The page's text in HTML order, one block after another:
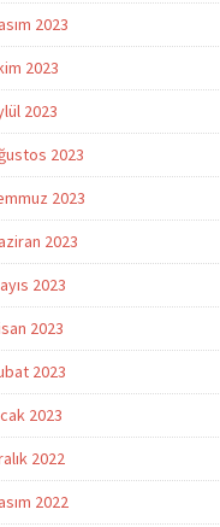
2023
2023
2023
2023
2023
2023
2023
2023
2023
2023
2022
2022